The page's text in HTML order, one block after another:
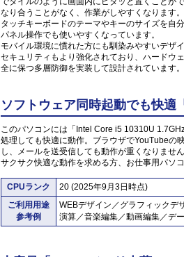
なり合うことがなく、作業がしやすくなります。
タッチキーボードのテーマやキーのサイズを自
パネル操作でも使いやすくなっています。
モバイル環境に慣れた方にも馴染みやすいデザイ
セキュリティもより強化されており、ハードウ
全に保つ多層防御を実装して設計されています。
ソフトウェア同時起動でも快適
このパソコンには「Intel Core i5 10310U
処理しても快適に動作。ブラウザでYouTubeの
し、メールを送受信しても動作が重くなりませ
サクサク快適な動作を求める方、お仕事用パソ
CPUランク
20 (2025年9月3日時点)
ご利用用途
参考例
WEBデザイン／グラフィックデ
演算／音楽編集／動画編集／デ